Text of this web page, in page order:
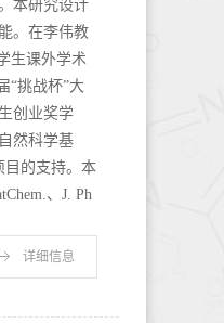
本研究设计
。在李伟教
生课外学术
“挑战杯”大
创业奖学
然科学基
目的支持。本
、J. Ph
详细信息